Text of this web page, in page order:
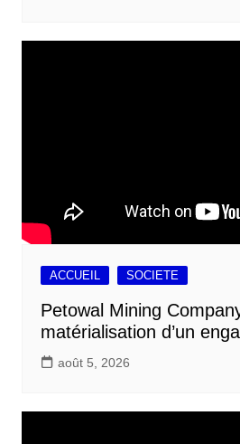
ACCUEIL SOCIETE
Petowal Mining
matérialisation d’un
août 5, 2026